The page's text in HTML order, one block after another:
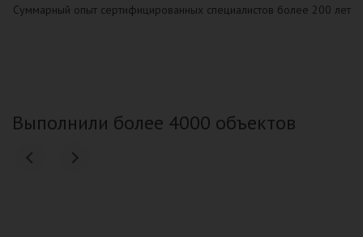
Суммарный опыт сертифицированных специалистов более 200 лет
Выполнили более 4000 объектов